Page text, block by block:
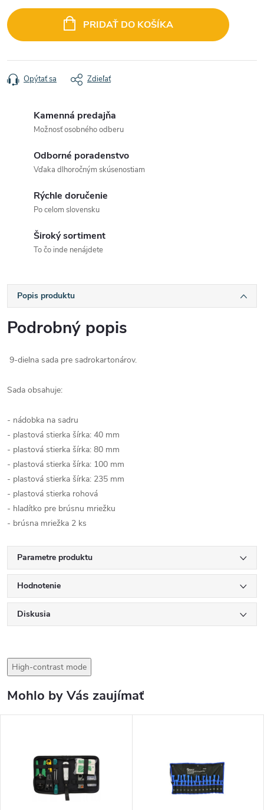
cena:
PRIDAŤ DO KOŠÍKA
Opýtať sa Zdieľať
Kamenná predajňa
Možnosť osobného odberu
Odborné poradenstvo
Vďaka dlhoročným skúsenostiam
Rýchle doručenie
Po celom slovensku
Široký sortiment
To čo inde nenájdete
Popis produktu
Podrobný popis
9-dielna sada pre sadrokartonárov.
Sada obsahuje:
- nádobka na sadru
- plastová stierka šírka: 40 mm
- plastová stierka šírka: 80 mm
- plastová stierka šírka: 100 mm
- plastová stierka šírka: 235 mm
- plastová stierka rohová
- hladítko pre brúsnu mriežku
- brúsna mriežka 2 ks
Parametre produktu
Hodnotenie
Diskusia
High-contrast mode
Mohlo by Vás zaujímať